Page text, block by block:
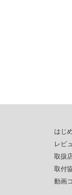
はじ
レビ
取扱
取付
動画